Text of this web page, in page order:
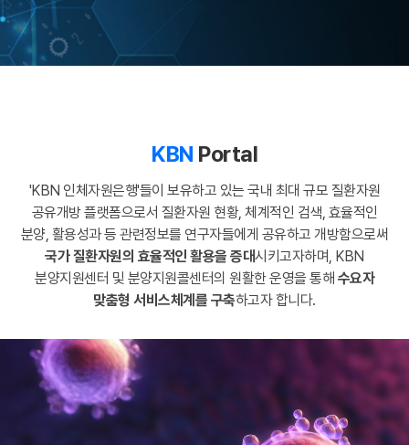
KBN Portal
'KBN 인체자원은행'들이 보유하고 있는 국내 최대 규모 질환자원
공유개방 플랫폼으로서 질환자원 현황, 체계적인 검색, 효율적인
분양, 활용성과 등 관련정보를 연구자들에게 공유하고 개방함으로써
국가 질환자원의 효율적인 활용을 증대시키고자하며, KBN
분양지원센터 및 분양지원콜센터의 원활한 운영을 통해 수요자
맞춤형 서비스체계를 구축하고자 합니다.